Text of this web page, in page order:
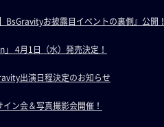
BsGravityお披露目イベントの裏側』公開！
4月1日（水）発売決定！
出演日程決定のお知らせ
ン会＆写真撮影会開催！